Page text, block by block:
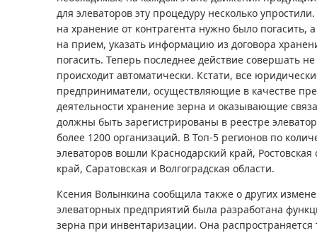
для элеваторов эту процедуру несколько
на хранение от контрагента нужно было погасить,
на прием, указать информацию из договора
погасить. Теперь последнее действие совершать
происходит автоматически. Кстати, все
предприниматели, осуществляющие в качестве
деятельности хранение зерна и оказывающие
должны быть зарегистрированы в реестре
более 1200 организаций. В Топ-5 регионов по
элеваторов вошли Краснодарский край, Ростовская
край, Саратовская и Волгоградская области.
Ксения Волынкина сообщила также о других
элеваторных предприятий была разработана
зерна при инвентаризации. Она распространяется